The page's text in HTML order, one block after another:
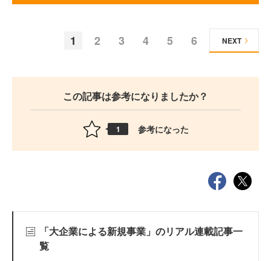
1 2 3 4 5 6 NEXT
この記事は参考になりましたか？
1 参考になった
「大企業による新規事業」のリアル連載記事一
覧